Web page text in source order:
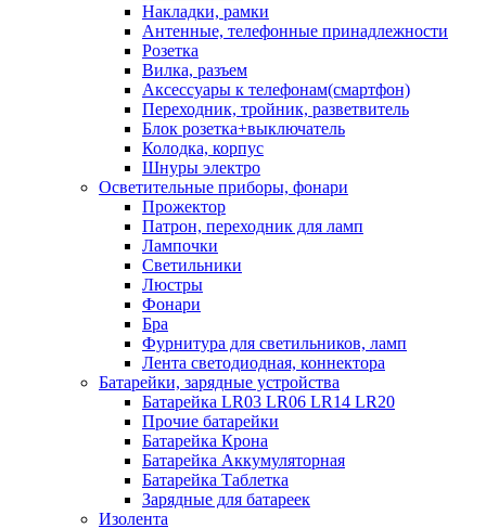
Накладки, рамки
Антенные, телефонные принадлежности
Розетка
Вилка, разъем
Аксессуары к телефонам(смартфон)
Переходник, тройник, разветвитель
Блок розетка+выключатель
Колодка, корпус
Шнуры электро
Осветительные приборы, фонари
Прожектор
Патрон, переходник для ламп
Лампочки
Светильники
Люстры
Фонари
Бра
Фурнитура для светильников, ламп
Лента светодиодная, коннектора
Батарейки, зарядные устройства
Батарейка LR03 LR06 LR14 LR20
Прочие батарейки
Батарейка Крона
Батарейка Аккумуляторная
Батарейка Таблетка
Зарядные для батареек
Изолента